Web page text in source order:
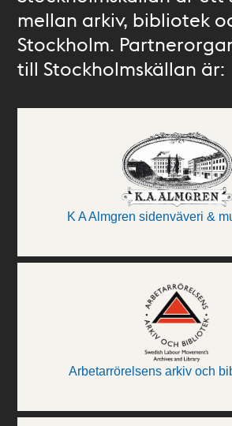
mellan arkiv, bibliotek
Stockholm.
till Stockholmskällan är:
K A Almgren sidenväveri &
Arbetarrörelsens arkiv och